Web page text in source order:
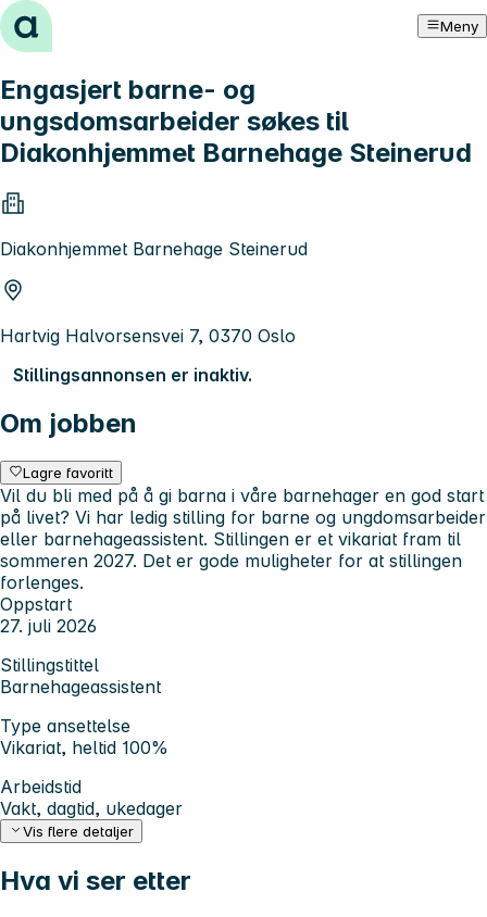
Hopp til innhold Meny
Engasjert barne- og
ungsdomsarbeider søkes til
Diakonhjemmet Barnehage Steinerud
Diakonhjemmet Barnehage Steinerud
Hartvig Halvorsensvei 7, 0370 Oslo
Stillingsannonsen er inaktiv.
Om jobben
Lagre favoritt
Vil du bli med på å gi barna i våre barnehager en god start
på livet? Vi har ledig stilling for barne og ungdomsarbeider
eller barnehageassistent. Stillingen er et vikariat fram til
sommeren 2027. Det er gode muligheter for at stillingen
forlenges.
Oppstart
27. juli 2026
Stillingstittel
Barnehageassistent
Type ansettelse
Vikariat, heltid 100%
Arbeidstid
Vakt, dagtid, ukedager
Vis flere detaljer
Hva vi ser etter